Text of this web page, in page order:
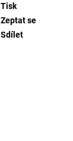
Tisk
Zeptat se
Sdílet